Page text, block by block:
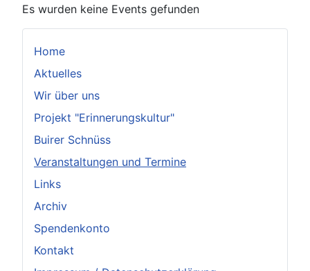
Home
Aktuelles
Wir über uns
Projekt "Erinnerungskultur"
Buirer Schnüss
Veranstaltungen und Termine
Links
Archiv
Spendenkonto
Kontakt
Es wurden keine Events gefunden